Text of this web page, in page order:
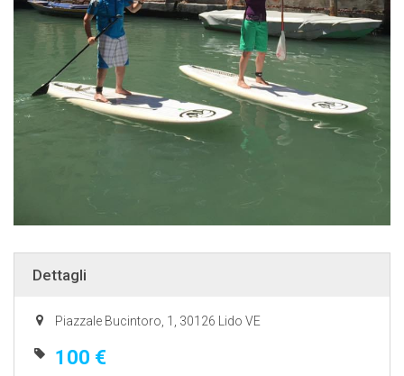
Dettagli
Piazzale Bucintoro, 1, 30126 Lido VE
100 €